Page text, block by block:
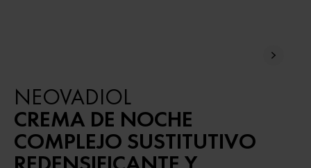
NEOVADIOL
CREMA DE NOCHE
COMPLEJO SUSTITUTIVO